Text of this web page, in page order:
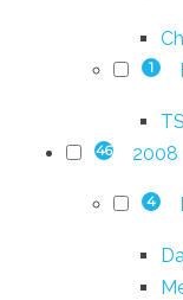
1
46 2008
4